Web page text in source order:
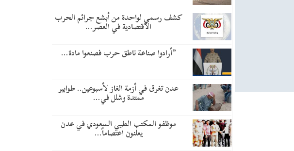
كشف رسمي لواحدة من أبشع جرائم الحرب
الاقتصادية في العصر…
​”أرادوا صناعة ناطق حرب فصنعوا مادة…
عدن تغرق في أزمة الغاز لأسبوعين.. طوابير
ممتدة وشلل في…
موظفو المكتب الطبي السعودي في عدن
يعلنون اعتصاماً…